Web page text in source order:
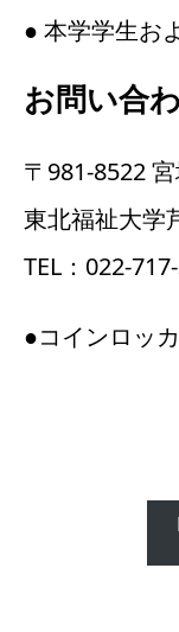
● 本学学生お
お問い合
〒981-8522
東北福祉大学
TEL：022-
●コインロッ